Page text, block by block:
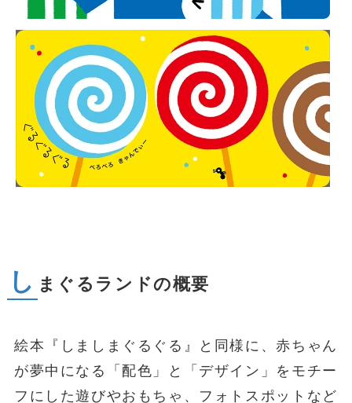
し まぐるランドの概要
絵本『しましまぐるぐる』と同様に、赤ちゃん
が夢中になる「配色」と「デザイン」をモチー
フにした遊びやおもちゃ、フォトスポットなど